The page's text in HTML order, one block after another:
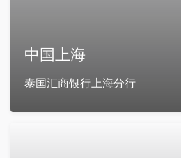
中国上海
泰国汇商银行上海分行